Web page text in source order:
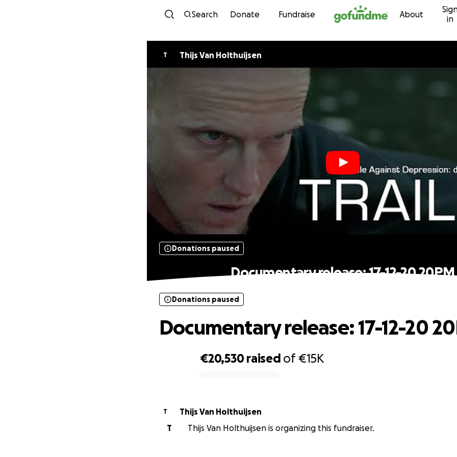
Skip to content
Search Donate Fundraise About
in
T Thijs Van Holthuijsen
Donations paused
Documentary release: 17-12-20 20PM
€20,530 raised of€15K
Donations paused
Documentary release: 17-12-20
T
Thijs Van Holthuijsen
T
Thijs Van Holthuijsen is organizing this fundraiser.